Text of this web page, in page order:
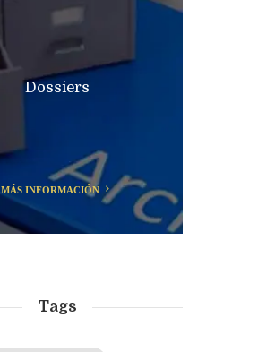
Dossiers
MÁS INFORMACIÓN
Tags